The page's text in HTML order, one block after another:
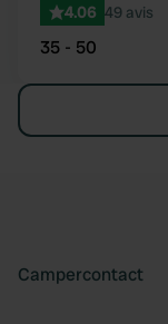
4.06 49 avis
35 - 50
Campercontact